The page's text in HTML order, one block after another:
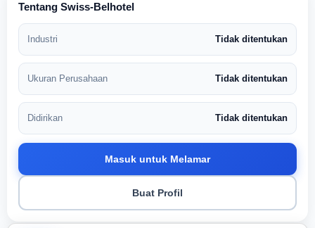
Tentang Swiss-Belhotel
Industri Tidak ditentukan
Ukuran Perusahaan Tidak ditentukan
Didirikan Tidak ditentukan
Masuk untuk Melamar
Buat Profil